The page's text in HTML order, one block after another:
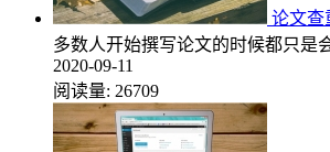
论文查
多数人开始撰写论文的时候都只是
2020-09-11
阅读量: 26709